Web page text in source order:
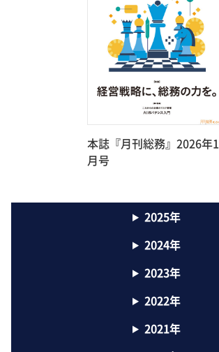
本誌『月刊総務』2026年1
月号
2025年
2024年
2023年
2022年
2021年